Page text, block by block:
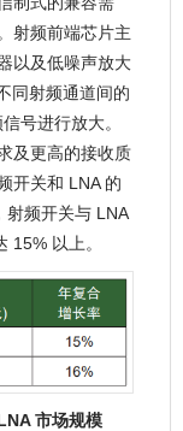
射频前端芯片主
以及低噪声放大
同射频通道间的
号进行放大。
及更高的接收质
开关和 LNA 的
射频开关与 LNA
15% 以上。
市场规模